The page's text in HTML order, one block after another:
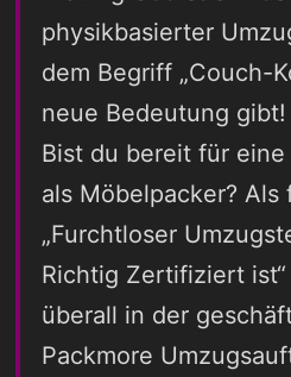
physikbasierter
dem Begriff „Couch-
neue Bedeutung gibt!
Bist du bereit für
als Möbelpacker?
„Furchtloser
Richtig Zertifiziert
überall in der
Packmore